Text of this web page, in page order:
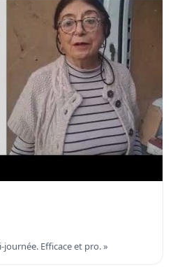
Efficace et pro. »